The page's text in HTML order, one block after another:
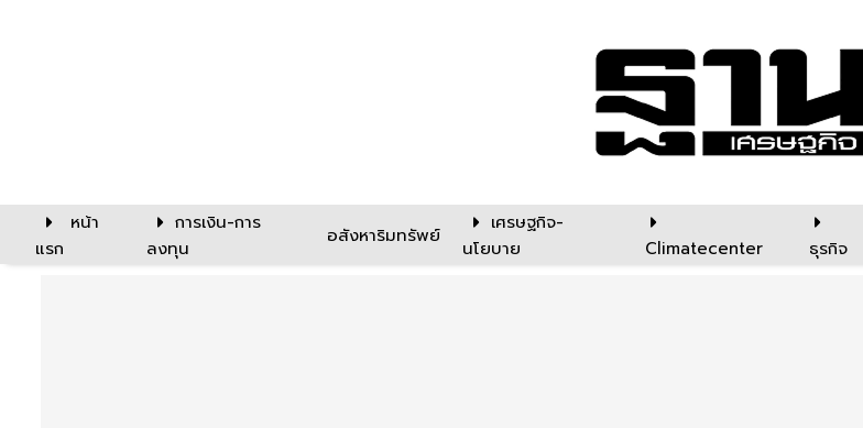
หน้า
แรก
การเงิน-การ
ลงทุน
อสังหาริมทรัพย์
เศรษฐกิจ-
นโยบาย
Climatecenter ธุรกิจ